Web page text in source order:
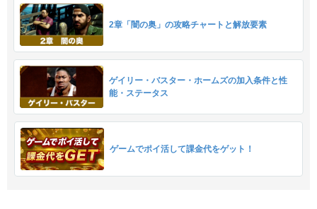
2章「闇の奥」の攻略チャートと解放要素
ゲイリー・バスター・ホームズの加入条件と性
能・ステータス
ゲームでポイ活して課金代をゲット！